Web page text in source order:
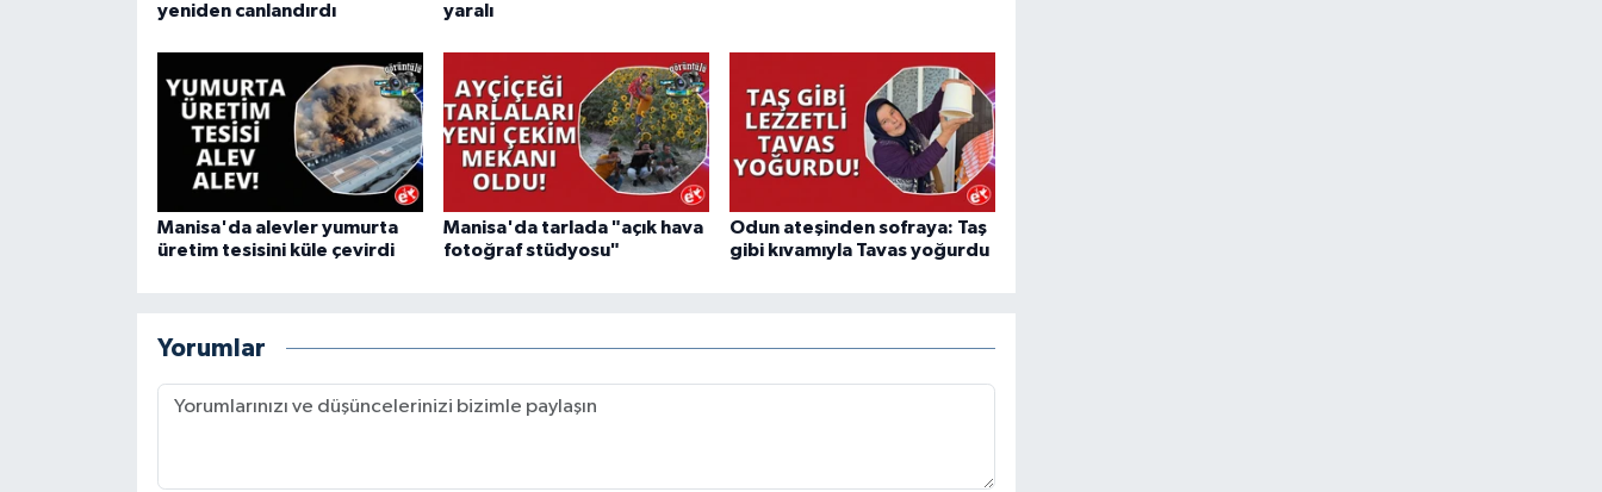
yeniden canlandırdı
yaralı
Manisa'da alevler yumurta
üretim tesisini küle çevirdi
Manisa'da tarlada "açık hava
fotoğraf stüdyosu"
Odun ateşinden sofraya: Taş
gibi kıvamıyla Tavas yoğurdu
Yorumlar